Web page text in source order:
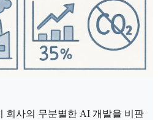
회사의 무분별한 AI 개발을 비판